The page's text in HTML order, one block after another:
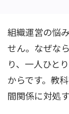
組織運営の悩
せん。なぜな
り、一人ひと
からです。教
間関係に対処